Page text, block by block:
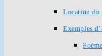
Location du
Exemples